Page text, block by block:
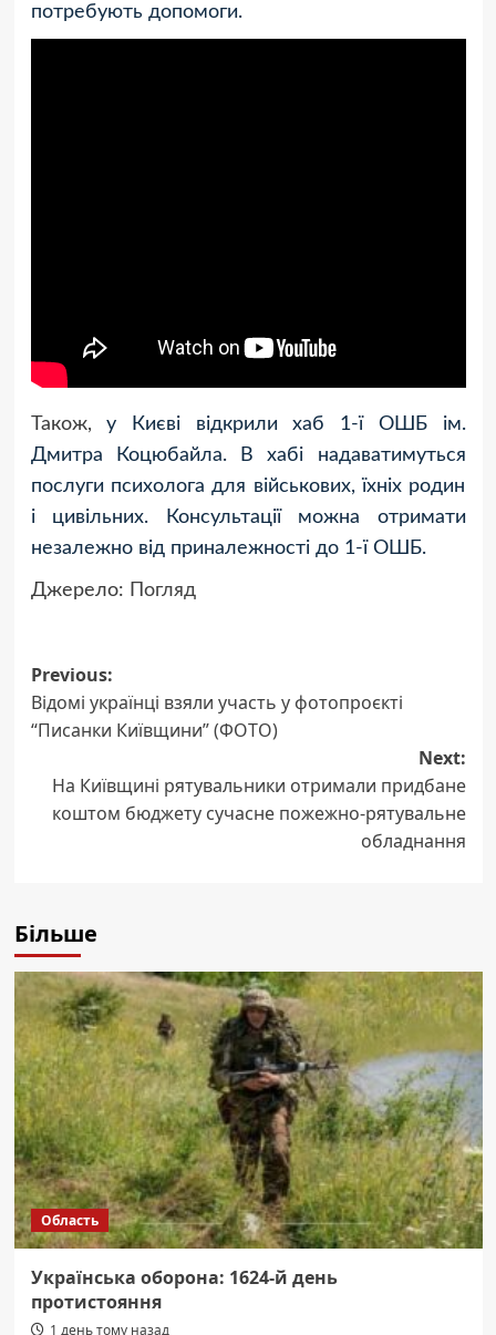
потребують допомоги.
Також,у Києві відкрили хаб 1-ї ОШБ ім.
Дмитра Коцюбайла.
В хабі надаватимуться
послуги психолога для військових, їхніх родин
і цивільних. Консультації можна отримати
незалежно від приналежності до 1-ї ОШБ.
Джерело: Погляд
Post
navigation
Previous:
Відомі українці взяли участь у фотопроєкті
“Писанки Київщини” (ФОТО)
Next:
На Київщині рятувальники отримали придбане
коштом бюджету сучасне пожежно-рятувальне
обладнання
Більше
Область
Українська оборона: 1624-й день
протистояння
1 день тому назад